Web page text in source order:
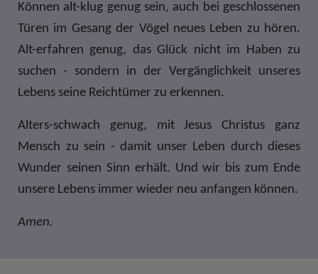
Können alt-klug genug sein, auch bei geschlossenen
Türen im Gesang der Vögel neues Leben zu hören.
Alt-erfahren genug, das Glück nicht im Haben zu
suchen - sondern in der Vergänglichkeit unseres
Lebens seine Reichtümer zu erkennen.
Alters-schwach genug, mit Jesus Christus ganz
Mensch zu sein - damit unser Leben durch dieses
Wunder seinen Sinn erhält. Und wir bis zum Ende
unsere Lebens immer wieder neu anfangen können.
Amen.